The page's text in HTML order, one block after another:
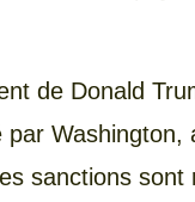
de Donald
par
sanctions